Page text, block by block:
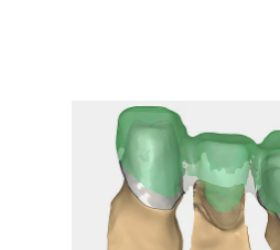
- Encerdaos hechos a
escaneados, editados y
copias exactas.